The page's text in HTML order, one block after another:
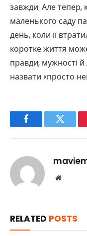
завжди. Але тепер,
маленького саду
день, коли її
коротке життя
правди, мужності
назвати «просто
FacebookTwitter
Website
RELATED POSTS